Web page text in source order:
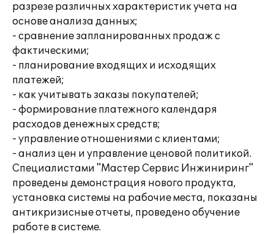
разрезе различных характеристик учета на
основе анализа данных;
- сравнение запланированных продаж с
фактическими;
- планирование входящих и исходящих
платежей;
- как учитывать заказы покупателей;
- формирование платежного календаря
расходов денежных средств;
- управление отношениями с клиентами;
- анализ цен и управление ценовой политикой.
Специалистами "Мастер Сервис Инжиниринг"
проведены демонстрация нового продукта,
установка системы на рабочие места, показаны
антикризисные отчеты, проведено обучение
работе в системе.